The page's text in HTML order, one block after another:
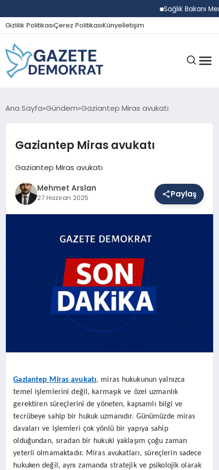
Sağlık Bakanı
Gizlilik PolitikasıÇerez PolitikasıKünyeİletişim
GÜNDEM
EKONOMI
MAGAZIN
Ana Sayfa Gündem Gaziantep Miras avukatı
Gaziantep Miras avukatı
Gaziantep Miras avukatı
Mehmet Arslan
27 Haziran 2025 Paylaş
Gaziantep Miras avukatı, miras hukukunun yalnızca
temel işlemlerini değil, karmaşık ve özel uzmanlık
gerektiren süreçlerini de yöneten, kapsamlı bilgi ve
tecrübeye sahip bir hukuk uzmanıdır. Günümüzde miras
davaları ve işlemleri çok yönlü bir yapıya sahip
olduğundan, sıradan bir hukuki yaklaşım çoğu zaman
yeterli olmamaktadır. Miras avukatları, süreçlerin sadece
hukuken değil, aynı zamanda stratejik ve psikolojik olarak